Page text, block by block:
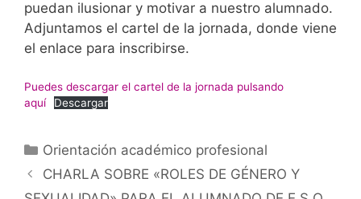
puedan ilusionar y motivar a nuestro alumnado.
Adjuntamos el cartel de la jornada, donde viene
el enlace para inscribirse.
Puedes descargar el cartel de la jornada pulsando
aquí
Descargar
Categorías
Orientación académico profesional
CHARLA SOBRE «ROLES DE GÉNERO Y